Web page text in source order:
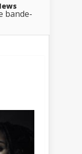
bande-